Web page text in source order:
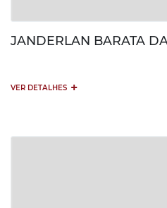
JANDERLAN BARATA
VER DETALHES +